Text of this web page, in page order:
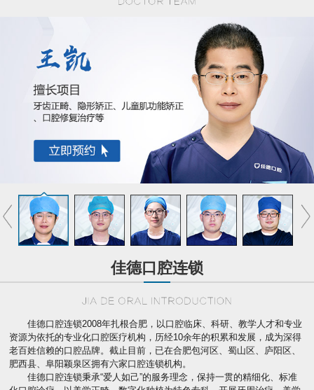
佳德口腔连锁
佳德口腔连锁2008年扎根合肥，以口腔临床、科研、教学人才和专业
资源为依托的专业化口腔医疗机构，历经10余年的积累和发展，成为深得
老百姓信赖的口腔品牌。截止目前，已在合肥包河区、蜀山区、庐阳区、
肥西县、阜阳颖泉区拥有六家口腔连锁机构。
佳德口腔连锁秉承“爱人如己”的服务理念，保持一贯的精细化、标准